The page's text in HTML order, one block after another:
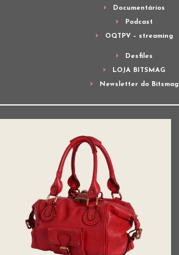
Documentários
Podcast
OQTPV – streaming
Desfiles
LOJA BITSMAG
Newsletter do Bitsmag